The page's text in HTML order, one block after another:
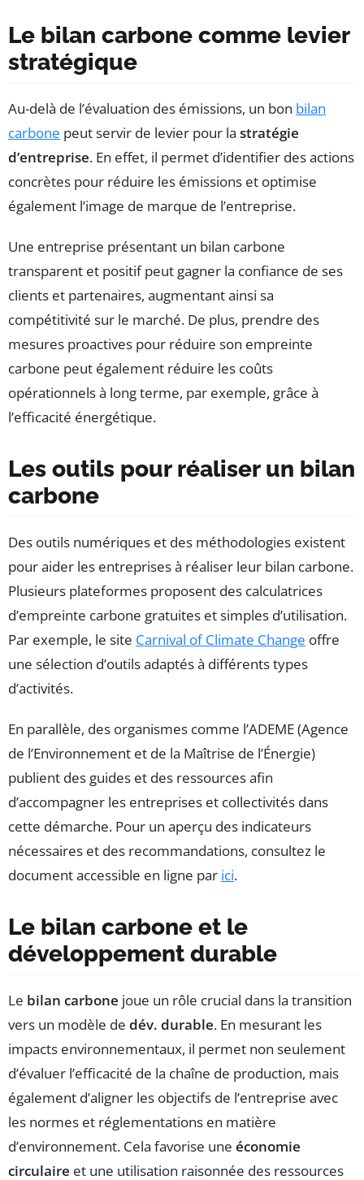
Le bilan carbone comme levier
stratégique
Au-delà de l’évaluation des émissions, un bon bilan
carbone peut servir de levier pour la stratégie
d’entreprise. En effet, il permet d’identifier des actions
concrètes pour réduire les émissions et optimise
également l’image de marque de l’entreprise.
Une entreprise présentant un bilan carbone
transparent et positif peut gagner la confiance de ses
clients et partenaires, augmentant ainsi sa
compétitivité sur le marché. De plus, prendre des
mesures proactives pour réduire son empreinte
carbone peut également réduire les coûts
opérationnels à long terme, par exemple, grâce à
l’efficacité énergétique.
Les outils pour réaliser un bilan
carbone
Des outils numériques et des méthodologies existent
pour aider les entreprises à réaliser leur bilan carbone.
Plusieurs plateformes proposent des calculatrices
d’empreinte carbone gratuites et simples d’utilisation.
Par exemple, le site Carnival of Climate Change offre
une sélection d’outils adaptés à différents types
d’activités.
En parallèle, des organismes comme l’ADEME (Agence
de l’Environnement et de la Maîtrise de l’Énergie)
publient des guides et des ressources afin
d’accompagner les entreprises et collectivités dans
cette démarche. Pour un aperçu des indicateurs
nécessaires et des recommandations, consultez le
document accessible en ligne par ici.
Le bilan carbone et le
développement durable
Le bilan carbone joue un rôle crucial dans la transition
vers un modèle de dév. durable. En mesurant les
impacts environnementaux, il permet non seulement
d’évaluer l’efficacité de la chaîne de production, mais
également d’aligner les objectifs de l’entreprise avec
les normes et réglementations en matière
d’environnement. Cela favorise une économie
circulaire et une utilisation raisonnée des ressources